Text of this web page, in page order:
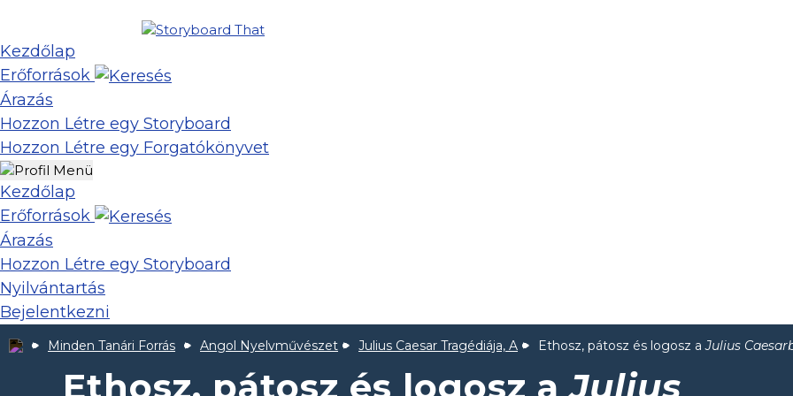
Kezdőlap
Erőforrások
Árazás
Hozzon Létre egy Storyboard
Hozzon Létre egy Forgatókönyvet
Kezdőlap
Erőforrások
Árazás
Hozzon Létre egy Storyboard
Nyilvántartás
Bejelentkezni
Minden Tanári Forrás Angol Nyelvművészet Julius Caesar Tragédiája, A Ethosz, pátosz és logosz aJulius
Ethosz, pátosz és logosz aJulius